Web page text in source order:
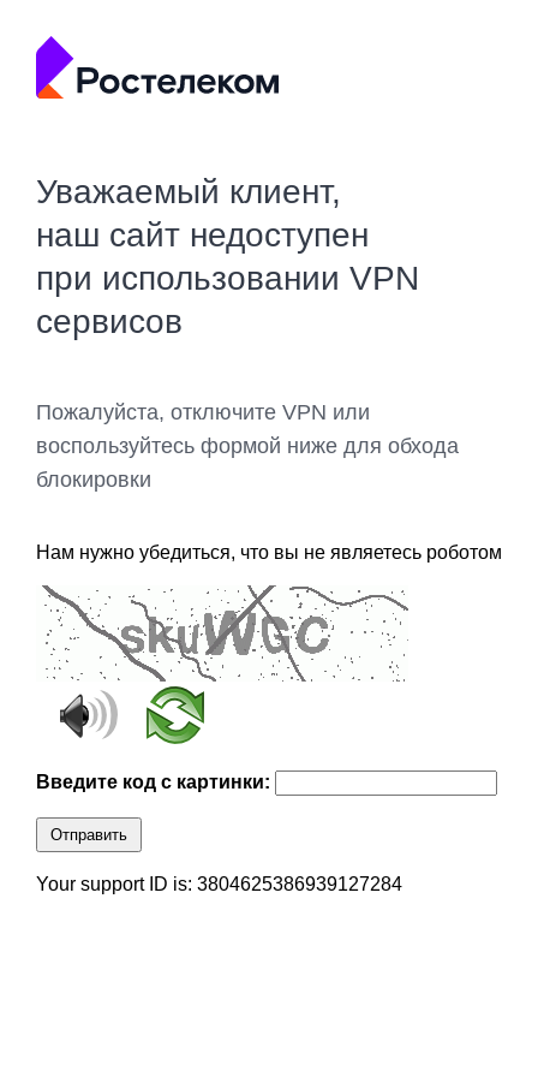
Уважаемый клиент,
наш сайт недоступен
при использовании VPN
сервисов
Пожалуйста, отключите VPN или
воспользуйтесь формой ниже для обхода
блокировки
Нам нужно убедиться, что вы не являетесь роботом
Введите код с картинки:
Отправить
Your support ID is: 3804625386939127284